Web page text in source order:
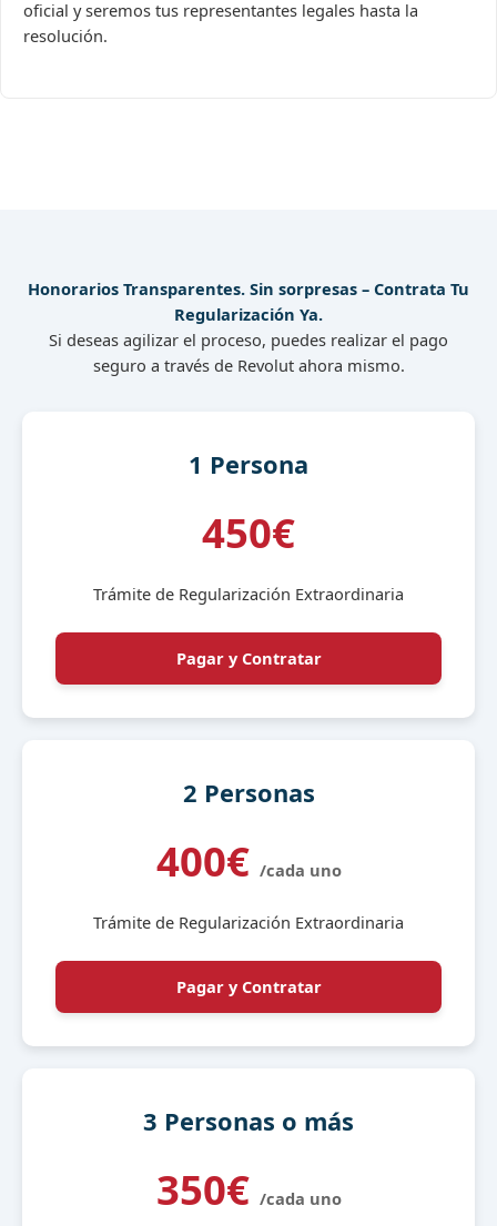
oficial y seremos tus representantes legales hasta la
resolución.
Honorarios Transparentes. Sin sorpresas – Contrata Tu
Regularización Ya.
Si deseas agilizar el proceso, puedes realizar el pago
seguro a través de Revolut ahora mismo.
1 Persona
450€
Trámite de Regularización Extraordinaria
Pagar y Contratar
2 Personas
400€ /cada uno
Trámite de Regularización Extraordinaria
Pagar y Contratar
3 Personas o más
350€ /cada uno